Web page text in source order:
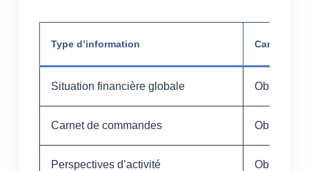
Type d’information Caractère
Situation financière globale Obligatoire
Carnet de commandes Obligatoire
Perspectives d’activité Obligatoire